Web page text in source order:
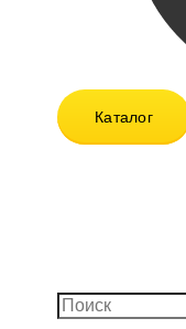
Каталог